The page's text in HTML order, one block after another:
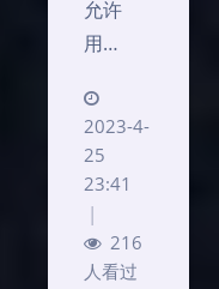
允许
用…
2023-4-
25
23:41
216
人看过